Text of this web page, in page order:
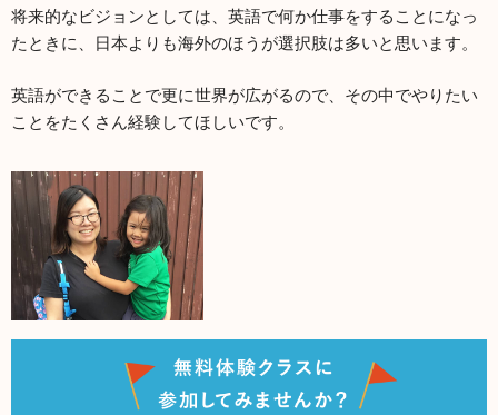
将来的なビジョンとしては、英語で何か仕事をすることになっ
たときに、日本よりも海外のほうが選択肢は多いと思います。
英語ができることで更に世界が広がるので、その中でやりたい
ことをたくさん経験してほしいです。